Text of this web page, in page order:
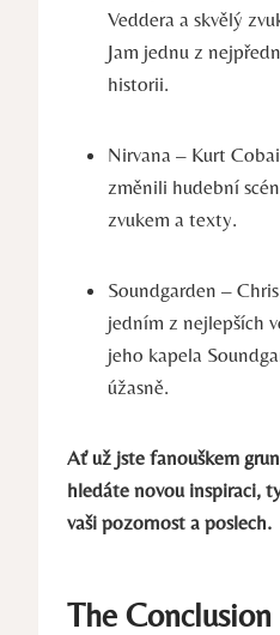
Veddera ‌a‍ skvělý
Jam jednu z
historii.
Nirvana – Kurt
změnili hudební
zvukem a texty.
Soundgarden –
jedním ⁢z nejlepších
jeho‍ kapela
úžasně.
Ať už jste fanouškem
hledáte novou inspiraci,
vaši pozornost a poslech.
The Conclusion